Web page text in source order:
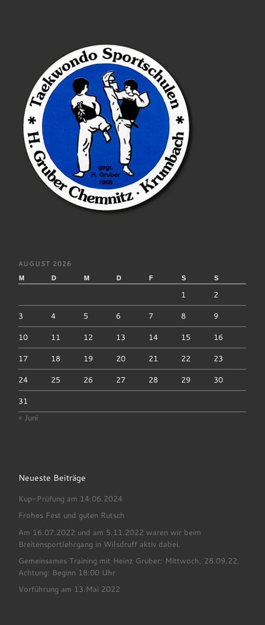
AUGUST 2026
M D M D F S S
1
2
3
4 5 6 7 8
9
10
11 12 13 14 15
16
17
18 19 20 21 22
23
24
25 26 27 28 29
30
31
« Juni
Neueste Beiträge
Kup-Prüfung am 14.06.2024
Frohes Fest und guten Rutsch
Am 16.07.2022 und am 5.11.2022 waren wir beim
Breitensportlehrgang in Wilsdruff aktiv dabei.
Gemeinsames Training mit Heinz Gruber: Mittwoch, 28.09.22.
Achtung: Beginn 18:00 Uhr
Vorführung am 13.Mai 2022